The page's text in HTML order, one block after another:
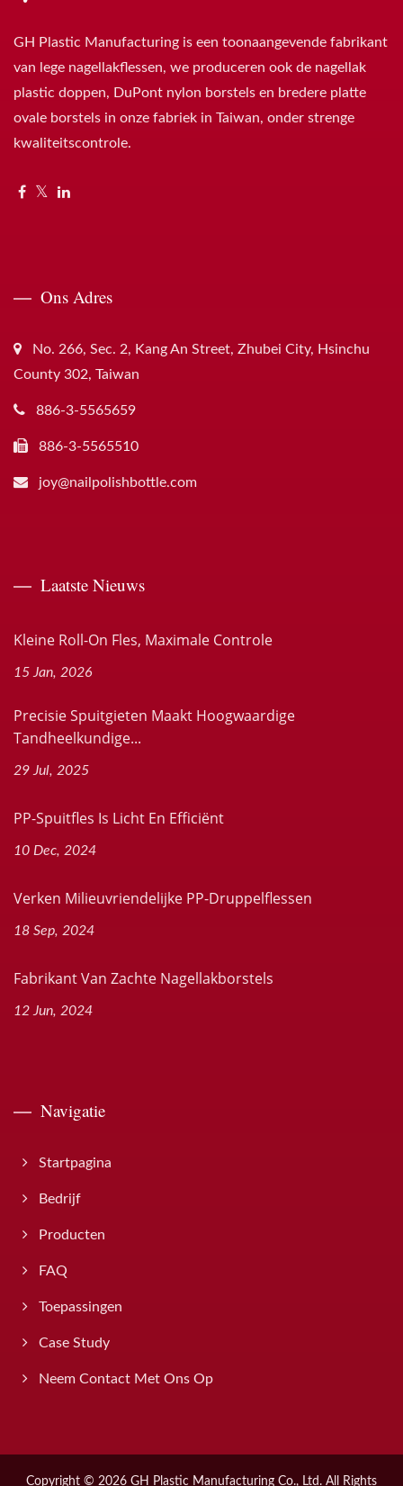
GH Plastic Manufacturing is een toonaangevende fabrikant
van lege nagellakflessen, we produceren ook de nagellak
plastic doppen, DuPont nylon borstels en bredere platte
ovale borstels in onze fabriek in Taiwan, onder strenge
kwaliteitscontrole.
Ons Adres
No. 266, Sec. 2, Kang An Street, Zhubei City, Hsinchu
County 302, Taiwan
886-3-5565659
886-3-5565510
joy@nailpolishbottle.com
Laatste Nieuws
Kleine Roll-On Fles, Maximale Controle
15 Jan, 2026
Precisie Spuitgieten Maakt Hoogwaardige
Tandheelkundige...
29 Jul, 2025
PP-Spuitfles Is Licht En Efficiënt
10 Dec, 2024
Verken Milieuvriendelijke PP-Druppelflessen
18 Sep, 2024
Fabrikant Van Zachte Nagellakborstels
12 Jun, 2024
Navigatie
Startpagina
Bedrijf
Producten
FAQ
Toepassingen
Case Study
Neem Contact Met Ons Op
Copyright © 2026 GH Plastic Manufacturing Co., Ltd. All Rights